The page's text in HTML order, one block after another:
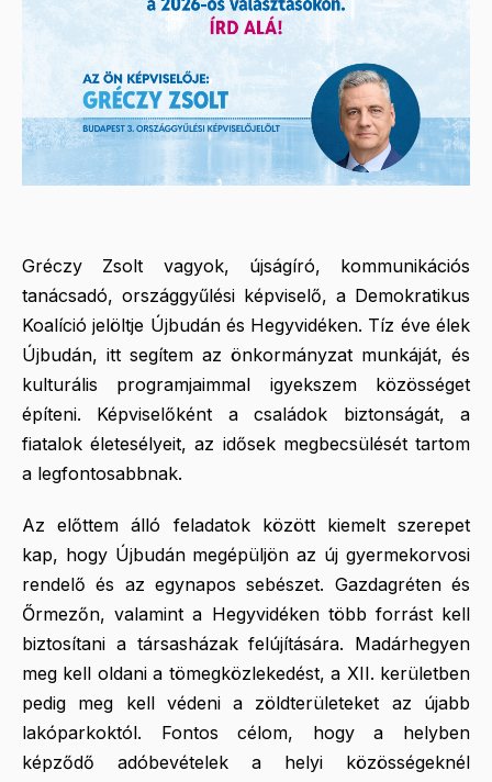
Gréczy Zsolt vagyok, újságíró, kommunikációs
tanácsadó, országgyűlési képviselő, a Demokratikus
Koalíció jelöltje Újbudán és Hegyvidéken. Tíz éve élek
Újbudán, itt segítem az önkormányzat munkáját, és
kulturális programjaimmal igyekszem közösséget
építeni. Képviselőként a családok biztonságát, a
fiatalok életesélyeit, az idősek megbecsülését tartom
a legfontosabbnak.
Az előttem álló feladatok között kiemelt szerepet
kap, hogy Újbudán megépüljön az új gyermekorvosi
rendelő és az egynapos sebészet. Gazdagréten és
Őrmezőn, valamint a Hegyvidéken több forrást kell
biztosítani a társasházak felújítására. Madárhegyen
meg kell oldani a tömegközlekedést, a XII. kerületben
pedig meg kell védeni a zöldterületeket az újabb
lakóparkoktól. Fontos célom, hogy a helyben
képződő adóbevételek a helyi közösségeknél